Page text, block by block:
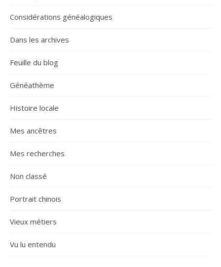
Considérations généalogiques
Dans les archives
Feuille du blog
Généathème
Histoire locale
Mes ancêtres
Mes recherches
Non classé
Portrait chinois
Vieux métiers
Vu lu entendu